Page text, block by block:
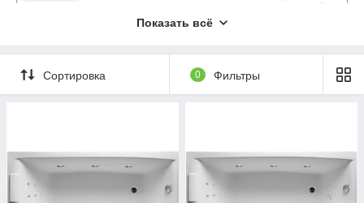
Показать всё
Сортировка 0 Фильтры